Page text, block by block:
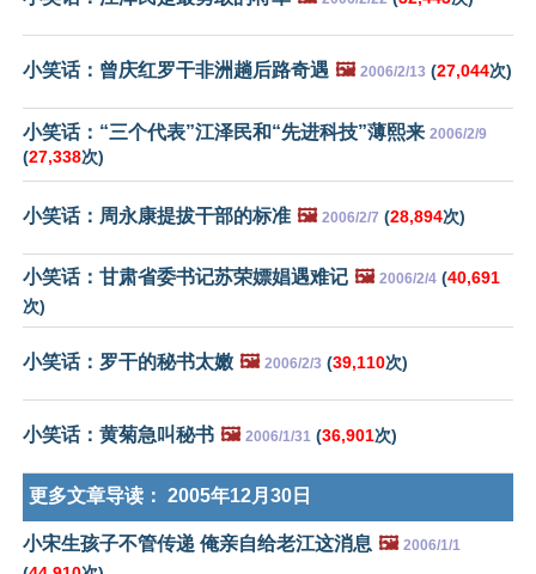
小笑话：曾庆红罗干非洲趟后路奇遇 🖼️ 2006/2/13 (27,044次)
小笑话：“三个代表”江泽民和“先进科技”薄熙来 2006/2/9
(27,338次)
小笑话：周永康提拔干部的标准 🖼️ 2006/2/7 (28,894次)
小笑话：甘肃省委书记苏荣嫖娼遇难记 🖼️ 2006/2/4 (40,691
次)
小笑话：罗干的秘书太嫩 🖼️ 2006/2/3 (39,110次)
小笑话：黄菊急叫秘书 🖼️ 2006/1/31 (36,901次)
更多文章导读： 2005年12月30日
小宋生孩子不管传递 俺亲自给老江这消息 🖼️ 2006/1/1